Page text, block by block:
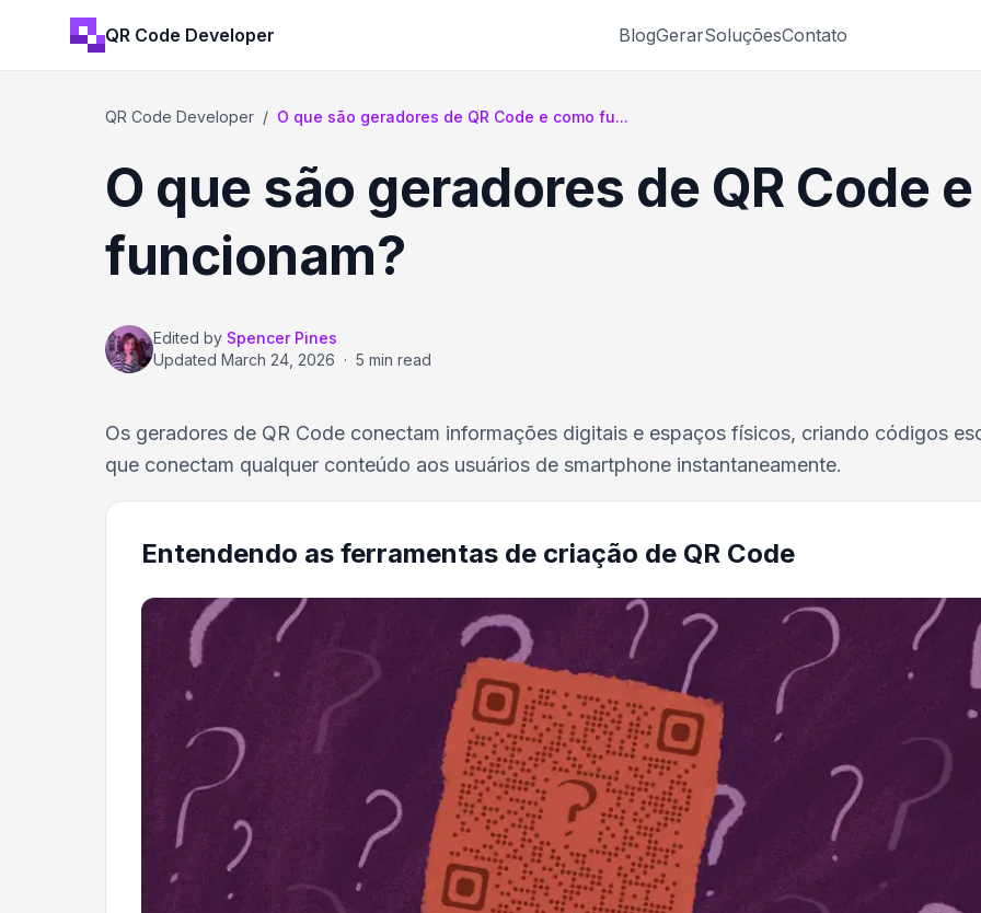
QR Code Developer BlogGerarSoluçõesContato
QR Code Developer / O que são geradores de QR Code e como fu...
O que são geradores de QR Code
funcionam?
Edited by Spencer Pines
Updated March 24, 2026 · 5 min read
Os geradores de QR Code conectam informações digitais e espaços físicos, criando códigos
que conectam qualquer conteúdo aos usuários de smartphone instantaneamente.
Entendendo as ferramentas de criação de QR Code